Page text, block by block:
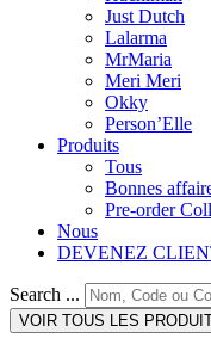
Just Dutch
Lalarma
MrMaria
Meri Meri
Okky
Person’Elle
Produits
Tous
Bonnes
Pre-order
Nous
DEVENEZ
Search ...
VOIR TOUS LES